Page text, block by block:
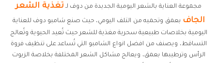
مجموعة العناية بالشعر اليومية الجديدة من دوف لـ تغذية الشعر
الجاف بعمق وتحميه من التلف اليومي، حيث صنع شامبو دوف للعناية
اليومية بخلاصات طبيعية سحرية مغذية للشعر حيث تُعيد الحيوية وتُعالج
التساقط، ويصنف من افضل انواع الشامبو التي تُساعد على تنظيف فروة
الرأس وترطيبها بعمق، ويعالج مشاكل الشعر المختلفة بخلاصة الزيوت